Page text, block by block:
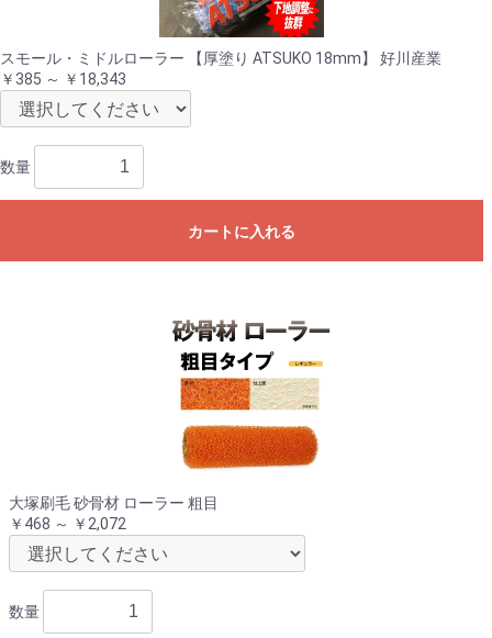
スモール・ミドルローラー 【厚塗り ATSUKO 18mm】 好川産業
￥385 ～ ￥18,343
数量
カートに入れる
大塚刷毛 砂骨材 ローラー 粗目
￥468 ～ ￥2,072
数量